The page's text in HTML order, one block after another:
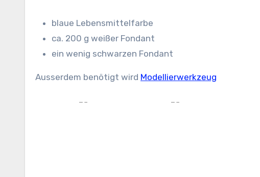
blaue Lebensmittelfarbe
ca. 200 g weißer Fondant
ein wenig schwarzen Fondant
Ausserdem benötigt wird Modellierwerkzeug